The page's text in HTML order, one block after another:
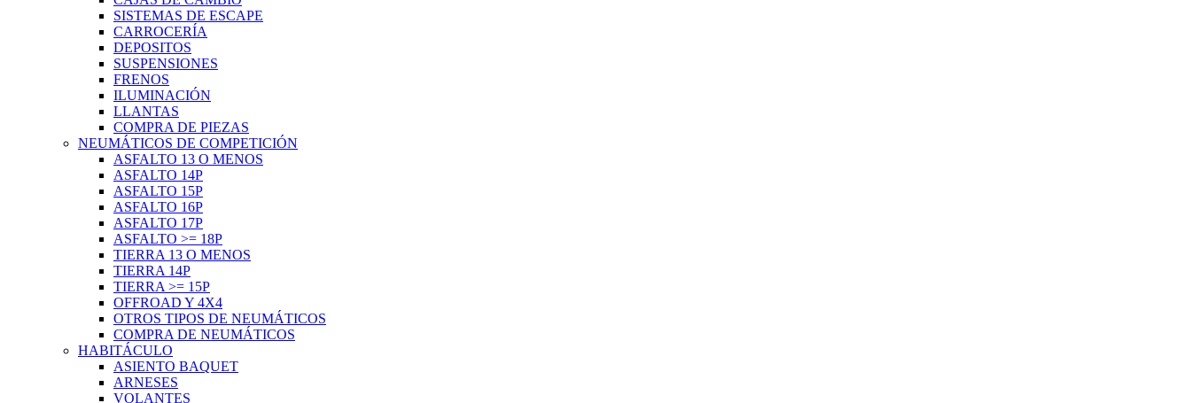
SISTEMAS DE ESCAPE
CARROCERÍA
DEPOSITOS
SUSPENSIONES
FRENOS
ILUMINACIÓN
LLANTAS
COMPRA DE PIEZAS
NEUMÁTICOS DE COMPETICIÓN
ASFALTO 13 O MENOS
ASFALTO 14P
ASFALTO 15P
ASFALTO 16P
ASFALTO 17P
ASFALTO >= 18P
TIERRA 13 O MENOS
TIERRA 14P
TIERRA >= 15P
OFFROAD Y 4X4
OTROS TIPOS DE NEUMÁTICOS
COMPRA DE NEUMÁTICOS
HABITÁCULO
ASIENTO BAQUET
ARNESES
VOLANTES